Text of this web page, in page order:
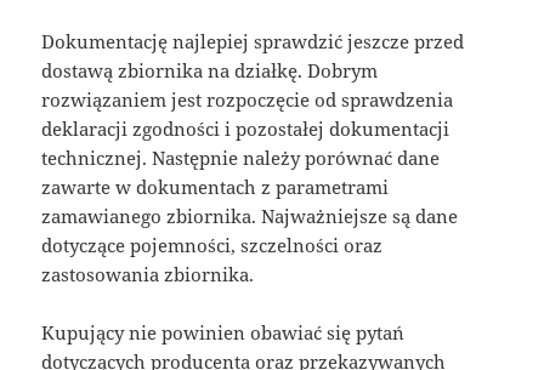
Dokumentację najlepiej sprawdzić jeszcze przed
dostawą zbiornika na działkę. Dobrym
rozwiązaniem jest rozpoczęcie od sprawdzenia
deklaracji zgodności i pozostałej dokumentacji
technicznej. Następnie należy porównać dane
zawarte w dokumentach z parametrami
zamawianego zbiornika. Najważniejsze są dane
dotyczące pojemności, szczelności oraz
zastosowania zbiornika.
Kupujący nie powinien obawiać się pytań
dotyczących producenta oraz przekazywanych